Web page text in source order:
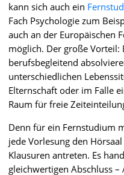
kann sich auch ein
Fach Psychologie zum
auch an der Europäischen
möglich. Der große Vorteil:
berufsbegleitend
unterschiedlichen
Elternschaft oder im Falle
Raum für freie
Denn für ein Fernstudium
jede Vorlesung den
Klausuren antreten. Es
gleichwertigen Abschluss